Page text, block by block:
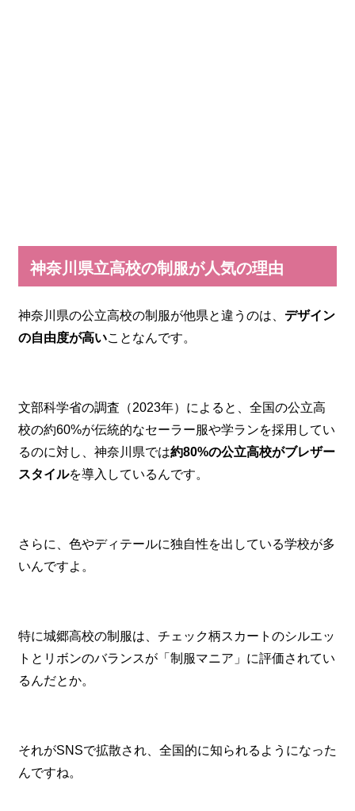
神奈川県立高校の制服が人気の理由
神奈川県の公立高校の制服が他県と違うのは、 デザイン
の自由度が高いことなんです。
文部科学省の調査（2023年）によると、全国の公立高
校の約60%が伝統的なセーラー服や学ランを採用してい
るのに対し、神奈川県では約80%の公立高校がブレザー
スタイルを導入しているんです。
さらに、色やディテールに独自性を出している学校が多
いんですよ。
特に城郷高校の制服は、チェック柄スカートのシルエッ
トとリボンのバランスが「制服マニア」に評価されてい
るんだとか。
それがSNSで拡散され、全国的に知られるようになった
んですね。